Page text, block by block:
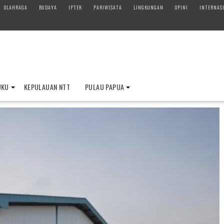
OLAHRAGA BUDAYA IPTEK PARIWISATA LINGKUNGAN OPINI
KEPULAUAN NTT PULAU PAPUA